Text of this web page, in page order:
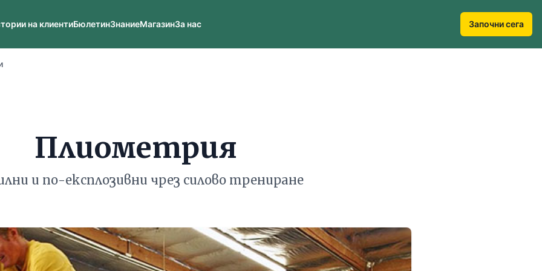
на клиентиБюлетинЗнаниеМагазинЗа нас Започни сега
Плиометрия
и по-експлозивни чрез силово трениране